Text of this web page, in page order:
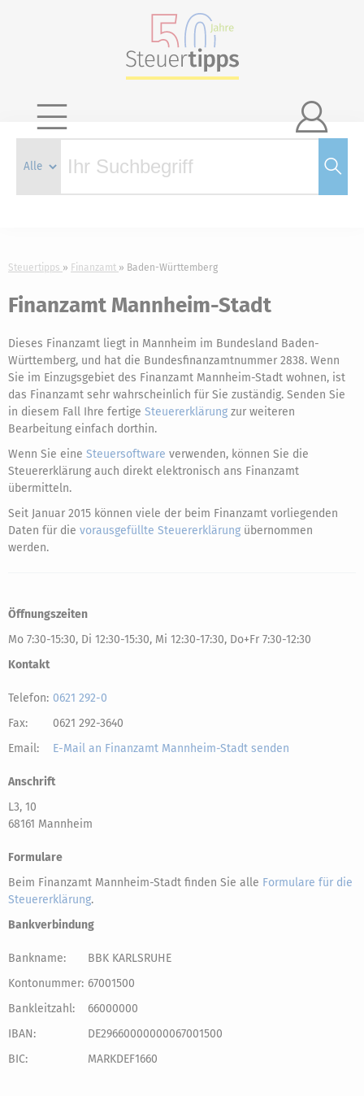

Steuertipps Finanzamt Baden-Württemberg
Finanzamt Mannheim-Stadt
Dieses Finanzamt liegt in Mannheim im Bundesland Baden-
Württemberg, und hat die Bundesfinanzamtnummer 2838. Wenn
Sie im Einzugsgebiet des Finanzamt Mannheim-Stadt wohnen, ist
das Finanzamt sehr wahrscheinlich für Sie zuständig. Senden Sie
in diesem Fall Ihre fertige Steuererklärung zur weiteren
Bearbeitung einfach dorthin.
Wenn Sie eine Steuersoftware verwenden, können Sie die
Steuererklärung auch direkt elektronisch ans Finanzamt
übermitteln.
Seit Januar 2015 können viele der beim Finanzamt vorliegenden
Daten für die vorausgefüllte Steuererklärung übernommen
werden.
Öffnungszeiten
Mo 7:30-15:30, Di 12:30-15:30, Mi 12:30-17:30, Do+Fr 7:30-12:30
Kontakt
Telefon: 0621 292-0
Fax:
0621 292-3640
Email:
E-Mail an Finanzamt Mannheim-Stadt senden
Anschrift
L3, 10
68161 Mannheim
Formulare
Beim Finanzamt Mannheim-Stadt finden Sie alle Formulare für die
Steuererklärung.
Bankverbindung
Bankname:
BBK KARLSRUHE
Kontonummer: 67001500
Bankleitzahl:
66000000
IBAN:
DE29660000000067001500
BIC:
MARKDEF1660